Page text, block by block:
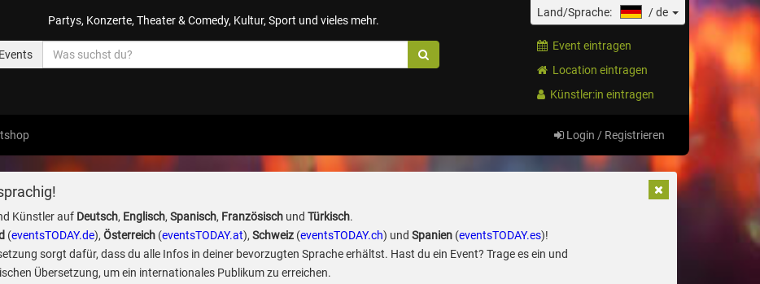
Partys, Konzerte, Theater & Comedy, Kultur, Sport und vieles mehr.
Events
Land/Sprache: /de
Event eintragen
Location eintragen
Künstler:in eintragen
Login / Registrieren
Künstler auf Deutsch, Englisch, Spanisch, Französischund Türkisch.
(eventsTODAY.de), Österreich(eventsTODAY.at), Schweiz(eventsTODAY.ch) und Spanien(eventsTODAY.es)!
sorgt dafür, dass du alle Infos in deiner bevorzugten Sprache erhältst. Hast du ein Event? Trage es ein und
Übersetzung, um ein internationales Publikum zu erreichen.